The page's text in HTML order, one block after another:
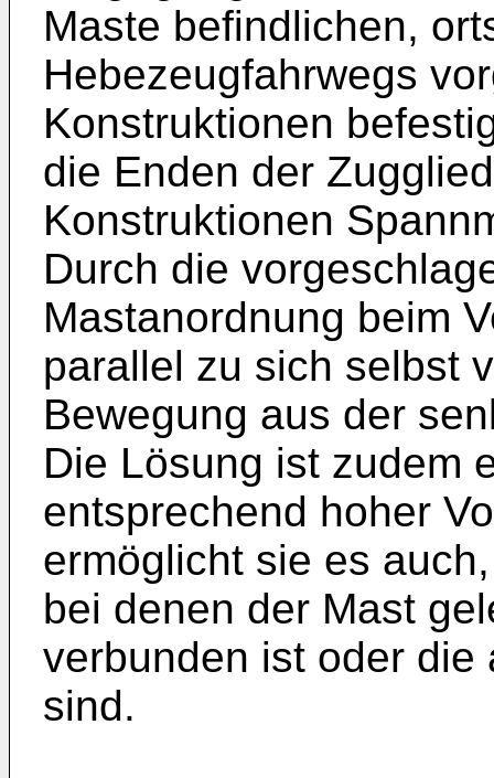
Maste befindlichen,
Hebezeugfahrwegs
Konstruktionen
die Enden der
Konstruktionen
Durch die
Mastanordnung beim
parallel zu sich selbst
Bewegung aus der
Die Lösung ist zudem
entsprechend hoher
ermöglicht sie es
bei denen der Mast
verbunden ist oder die
sind.